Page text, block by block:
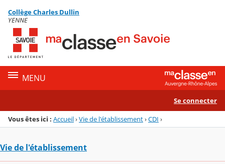
Menu de la rubrique
Contenu
Collège Charles Dullin
YENNE
MENU
Se connecter
Vous êtes ici : Accueil›Vie de l'établissement›CDI ›
Vie de l'établissement